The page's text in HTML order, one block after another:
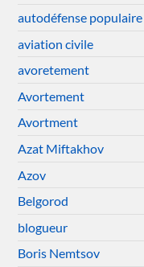
autodéfense populaire
aviation civile
avoretement
Avortement
Avortment
Azat Miftakhov
Azov
Belgorod
blogueur
Boris Nemtsov